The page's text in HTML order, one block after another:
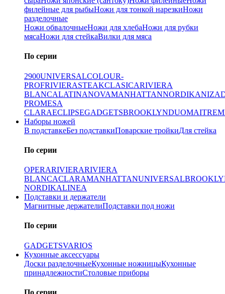
филейные для рыбыНожи для тонкой нарезкиНожи
разделочные
Ножи обвалочныеНожи для хлебаНожи для рубки
мясаНожи для стейкаВилки для мяса
По серии
2900UNIVERSALCOLOUR-
PROFRIVIERASTEAKCLASICARIVIERA
BLANCALATINANOVAMANHATTANNORDIKANIZA
PROMESA
CLARAECLIPSEGADGETSBROOKLYNDUOMAITRE
Наборы ножей
В подставкеБез подставкиПоварские тройкиДля стейка
По серии
OPERARIVIERARIVIERA
BLANCACLARAMANHATTANUNIVERSAL
NORDIKALINEA
Подставки и держатели
Магнитные держателиПодставки под ножи
По серии
GADGETSVARIOS
Кухонные аксессуары
Доски разделочныеКухонные ножницыКухонные
принадлежностиСтоловые приборы
По серии